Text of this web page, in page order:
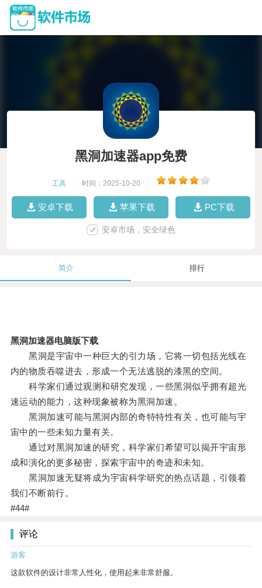
黑洞加速器app免费
工具 时间：2025-10-20
安卓下载 苹果下载 PC下载
安卓市场，安全绿色
简介 排行
黑洞加速器电脑版下载
黑洞是宇宙中一种巨大的引力场，它将一切包括光线在
内的物质吞噬进去，形成一个无法逃脱的漆黑的空间。
科学家们通过观测和研究发现，一些黑洞似乎拥有超光
速运动的能力，这种现象被称为黑洞加速。
黑洞加速可能与黑洞内部的奇特特性有关，也可能与宇
宙中的一些未知力量有关。
通过对黑洞加速的研究，科学家们希望可以揭开宇宙形
成和演化的更多秘密，探索宇宙中的奇迹和未知。
黑洞加速无疑将成为宇宙科学研究的热点话题，引领着
我们不断前行。
#44#
评论
游客
这款软件的设计非常人性化，使用起来非常舒服。